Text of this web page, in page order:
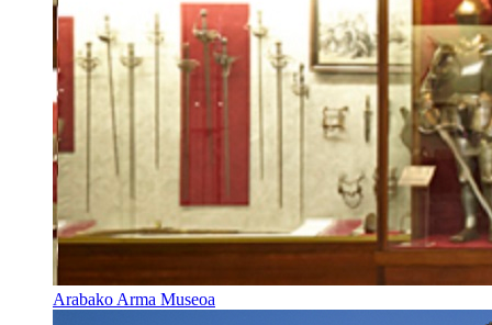
Arabako Arma Museoa